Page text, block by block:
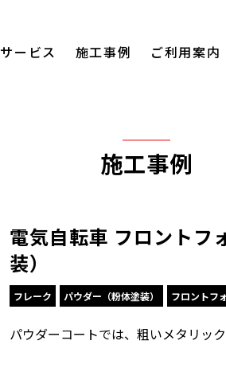
サービス 施工事例 ご利用案内
施工事例
電気自転車 フロントフ
装）
フレーク パウダー（粉体塗装） フロントフ
パウダーコートでは、粗いメタリッ